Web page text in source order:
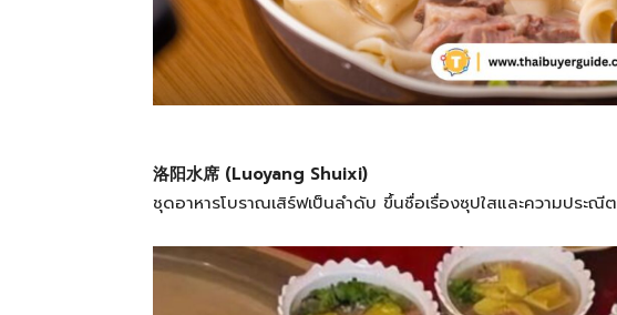
洛阳水席 (Luoyang Shuixi)
ชุดอาหารโบราณเสิร์ฟเป็นลำดับ ขึ้นชื่อเรื่องซุปใสและความประณีต